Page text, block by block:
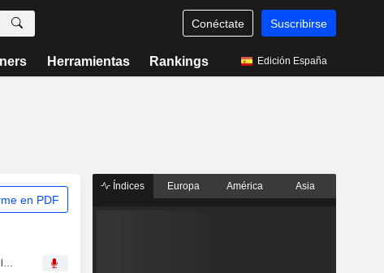
Conéctate Suscribirse
Herramientas Rankings Edición España
en PDF
Accor SA, H1 2026 Earnings Call, Jul 30, 2026
Índices Europa América Asia